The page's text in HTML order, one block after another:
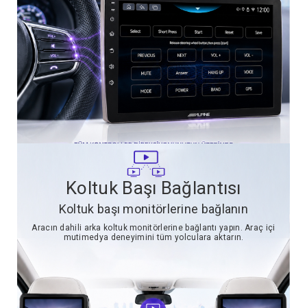
Koltuk Başı Bağlantısı
Koltuk başı monitörlerine bağlanın
Aracın dahili arka koltuk monitörlerine bağlantı yapın. Araç içi
mutimedya deneyimini tüm yolculara aktarın.